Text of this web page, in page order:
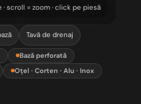
· scroll = zoom · click pe piesă
Tavă de drenaj
Bază perforată
Oțel · Corten · Alu · Inox